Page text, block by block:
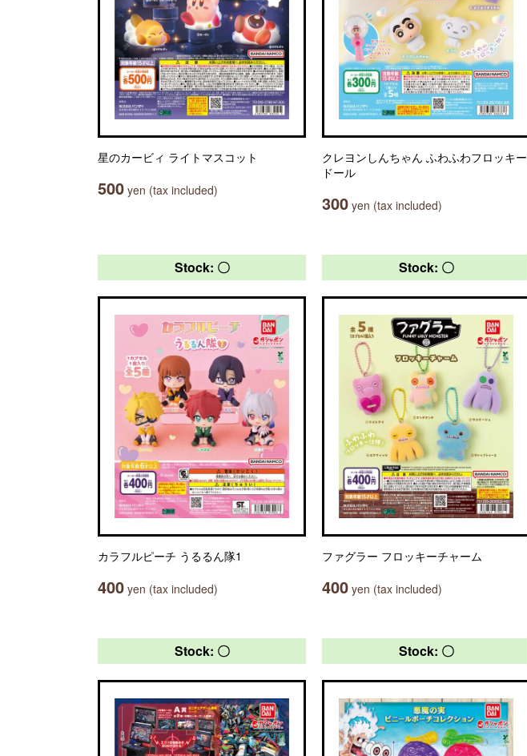
星のカービィ ライトマスコット
500 yen (tax included)
クレヨンしんちゃん ふわふわフロッキー
ドール
300 yen (tax included)
Stock: 〇
カラフルピーチ うるるん隊1
400 yen (tax included)
Stock: 〇
ファグラー フロッキーチャーム
400 yen (tax included)
Stock: 〇 Stock: 〇